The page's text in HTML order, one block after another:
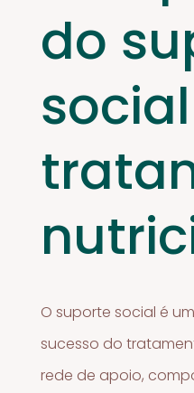
do
O suporte social é
sucesso do
rede de apoio,